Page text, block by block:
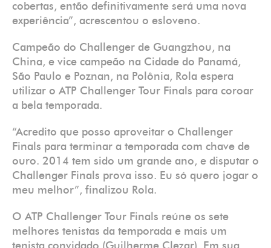
cobertas, então definitivamente será uma nova
experiência”, acrescentou o esloveno.
Campeão do Challenger de Guangzhou, na
China, e vice campeão na Cidade do Panamá,
São Paulo e Poznan, na Polônia, Rola espera
utilizar o ATP Challenger Tour Finals para coroar
a bela temporada.
“Acredito que posso aproveitar o Challenger
Finals para terminar a temporada com chave de
ouro. 2014 tem sido um grande ano, e disputar o
Challenger Finals prova isso. Eu só quero jogar o
meu melhor”, finalizou Rola.
O ATP Challenger Tour Finals reúne os sete
melhores tenistas da temporada e mais um